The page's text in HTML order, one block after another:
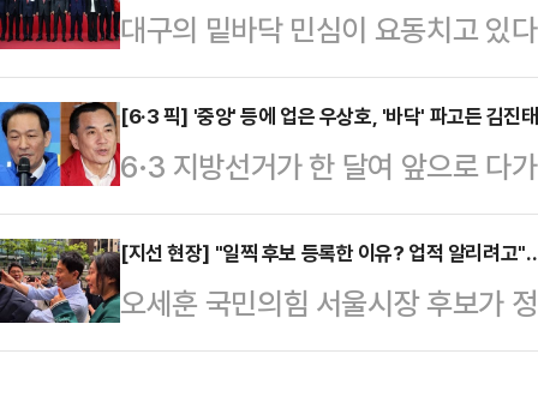
원지사, 평택을에는 김용남 전 의원
천했다. 당초 …
판을 결심하면서, 보수진영 차기 대
민의힘 대표와 '북구 토박이' 박민
되면서다. 북갑은 전재수 의원이 민
거가 열리게 된 곳이다.27일 여권
위해 이날 사…
대구의 밑바닥 민심이 요동치고 있
이 확정되는 과정이 험난했다. 컷
균열이 발생했다.하지만 벼랑 끝에
다. 주호영 의원과 이진숙 전 방송
치로 결단을 내리면서다. 이들의 합
될지 주목된다.27일 대구 지역 정
김부겸이라는 거물과 맞서야 하는
바닥 민심을 파고들고…
[6·3 픽] '중앙' 등에 업은 우상호, '바닥' 파고든 김진
6·3 지방선거가 한 달여 앞으로 다
초반부터 전혀 다른 선거 문법의 대
예비후보가 중앙정부 네트워크와
는 후보론'을 띄우고 있다면, 김진
공약을 파고들며 '현장형 도지사론'
[지선 현장] "일찍 후보 등록한 이유? 업적 알리려고
오세훈 국민의힘 서울시장 후보가
를 점할 수 있는 소재가 '성과'라고